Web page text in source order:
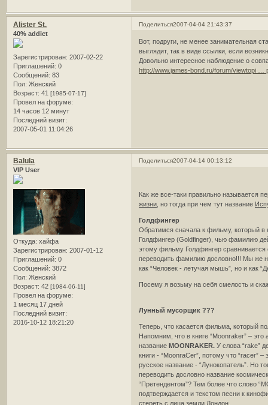
Поделиться2007-04-04 21:43:37
Alister St.
40% addict
Зарегистрирован: 2007-02-22
Приглашений: 0
Сообщений: 83
Пол: Женский
Возраст: 41 [1985-07-17]
Провел на форуме:
14 часов 12 минут
Последний визит:
2007-05-01 11:04:26
Вот, подруги, не менее занимательная
выглядит, так в виде ссылки, если
Довольно интересное наблюдение о
http://www.james-bond.ru/forum/viewtopi …
Поделиться2007-04-14 00:13:12
Balula
VIP User
Откуда: хайфа
Зарегистрирован: 2007-01-12
Приглашений: 0
Сообщений: 3872
Пол: Женский
Возраст: 42 [1984-06-11]
Провел на форуме:
1 месяц 17 дней
Последний визит:
2016-10-12 18:21:20
Как же все-таки правильно называется
жизни, но тогда при чем тут название
Голдфингер
Обратимся сначала к фильму, который в
Голдфингер (Goldfinger), чью фамилию
этому фильму Голдфингер
переводить фамилию дословно!!! Мы же
как “Человек - летучая мышь”, но и как
Посему я возьму на себя смелость и
Лунный мусорщик ???
Теперь, что касается фильма, который
Напомним, что в книге “Moonraker” –
названиеMOONRAKER. У слова “rake”
книги - “MoonraCer”, потому что “racer”
русское название - “Лунокопатель”. Но
переводить дословно название
“Претендентом”? Тем более что слово
подтверждается и текстом песни к
стереть с лица земли Лондон.